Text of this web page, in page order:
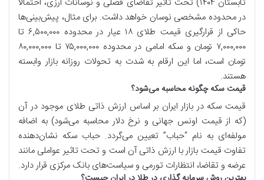
در محدوده مشخصی نوسان خواهد داشت. برای مثال، پیش‌بینی‌ها
حاکی از قرارگیری قیمت طلای ۱۸ عیار در محدوده ۶,۵۰۰,۰۰۰ تا
۷,۰۰۰,۰۰۰ تومان و سکه امامی در محدوده ۷۵,۰۰۰,۰۰۰ تا ۸۰,۰۰۰,۰۰۰
تومان است، اما این ارقام به شدت به تحولات روزانه بازار وابسته
هستند.
قیمت سکه چگونه محاسبه می‌شود؟
قیمت سکه در بازار ایران بر اساس ارزش ذاتی طلای موجود در آن
(که از قیمت اونس جهانی و نرخ دلار محاسبه می‌شود) به اضافه
مولفه‌ای به نام “حباب” تعیین می‌گردد. حباب سکه نشان‌دهنده
تفاوت قیمت بازار با ارزش ذاتی آن است و تحت تاثیر عواملی مانند
عرضه و تقاضا، انتظارات تورمی و سیاست‌های بانک مرکزی قرار دارد.